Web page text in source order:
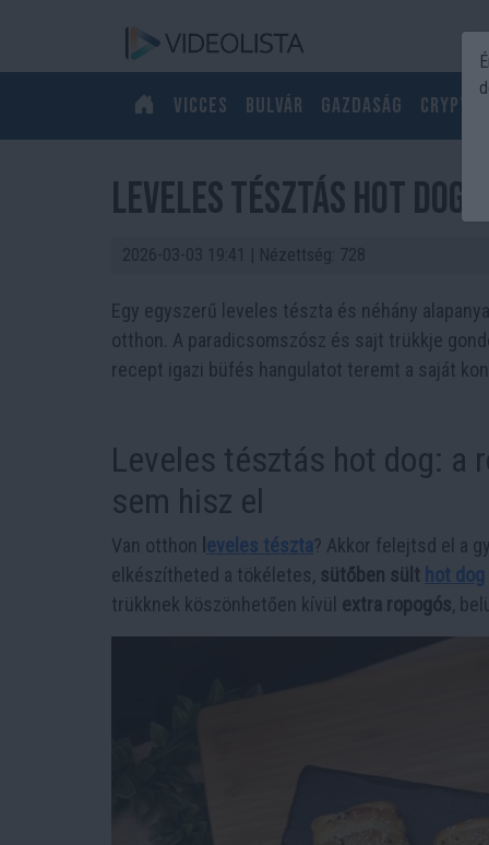
Vicces Bulvár Gazdaság Crypto
Leveles tésztás hot dog:
2026-03-03 19:41 | Nézettség: 728
Egy egyszerű leveles tészta és néhány
otthon. A paradicsomszósz és sajt trükkje
recept igazi büfés hangulatot teremt a saját
Leveles tésztás hot dog: a
sem hisz el
Van otthon eveles tészta? Akkor felejtsd el a
elkészítheted a tökéletes, sütőben sült hot dog
trükknek köszönhetően kívül extra ropogós,